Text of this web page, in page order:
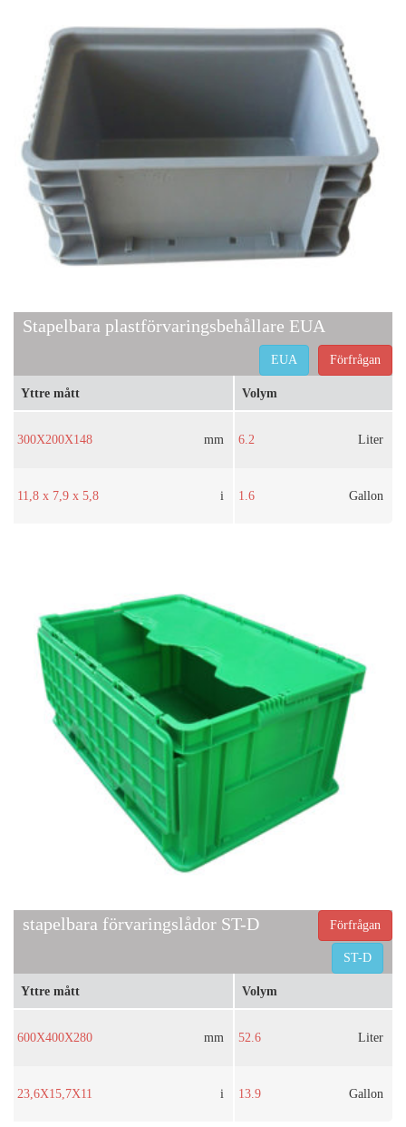
Stapelbara plastförvaringsbehållare EUA
Förfrågan
EUA
Yttre mått
300X200X148 mm
11,8 x 7,9 x 5,8 i
Volym
6.2 Liter
1.6 Gallon
stapelbara förvaringslådor ST-D Förfrågan
ST-D
Yttre mått
600X400X280 mm
23,6X15,7X11 i
Volym
52.6 Liter
13.9 Gallon